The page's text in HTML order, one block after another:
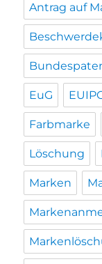
Antrag auf
EuG
Farbmarke
Löschung
Marken